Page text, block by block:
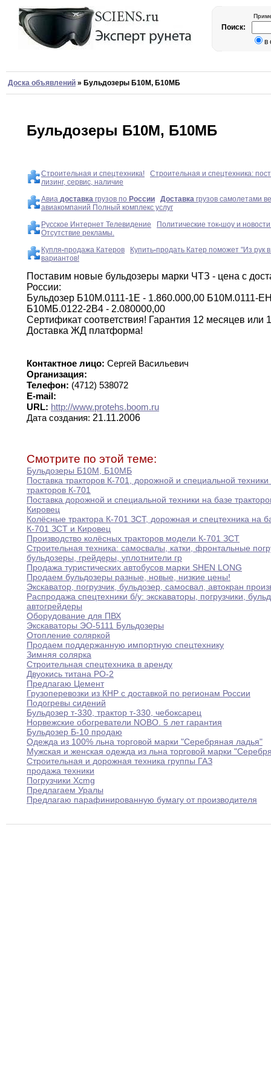
Поиск:
в
Доска объявлений » Бульдозеры Б10М, Б10МБ
Бульдозеры Б10М, Б10МБ
Строительная и спецтехника!
Строительная и спецтехника:
лизинг, сервис, наличие
Авиа доставка грузов по России Доставка грузов самолетами
авиакомпаний Полный комплекс услуг
Русское Интернет Телевидение
Политические ток-шоу и
Отсутствие рекламы.
Купля-продажа Катеров Купить-продать Катер поможет "Из рук
вариантов!
Поставим новые бульдозеры марки ЧТЗ - цена с
России:
Бульдозер Б10М.0111-1Е - 1.860.000,00 Б10М.0111-
Б10МБ.0122-2В4 - 2.080000,00
Сертификат соответствия! Гарантия 12 месяцев или
Доставка ЖД платформа!
Контактное лицо: Сергей Васильевич
Организация:
Телефон: (4712) 538072
E-mail:
URL: http://www.protehs.boom.ru
Дата создания: 21.11.2006
Смотрите по этой теме:
Бульдозеры Б10М, Б10МБ
Поставка тракторов К-701, дорожной и специальной техники
тракторов К-701
Поставка дорожной и специальной техники на базе
Кировец
Колёсные трактора К-701 ЗСТ, дорожная и спецтехника на
К-701 ЗСТ и Кировец
Производство колёсных тракторов модели К-701 ЗСТ
Строительная техника: самосвалы, катки, фронтальные
бульдозеры, грейдеры, уплотнители гр
Продажа туристических автобусов марки SHEN LONG
Продаем бульдозеры разные, новые, низкие цены!
Экскаватор, погрузчик, бульдозер, самосвал, автокран
Распродажа спецтехники б/у: экскаваторы, погрузчики,
автогрейдеры
Оборудование для ПВХ
Экскаваторы ЭО-5111 Бульдозеры
Отопление соляркой
Продаем поддержанную импортную спецтехнику
Зимняя солярка
Строительная спецтехника в аренду
Двуокись титана РО-2
Предлагаю Цемент
Грузоперевозки из КНР с доставкой по регионам России
Подогревы сидений
Бульдозер т-330, трактор т-330, чебоксарец
Норвежские обогреватели NOBO. 5 лет гарантия
Бульдозер Б-10 продаю
Одежда из 100% льна торговой марки "Серебряная ладья"
Мужская и женская одежда из льна торговой марки
Строительная и дорожная техника группы ГАЗ
продажа техники
Погрузчики Xсmg
Предлагаем Уралы
Предлагаю парафинированную бумагу от производителя